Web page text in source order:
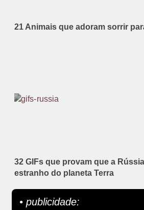
21 Animais que adoram sorrir
32 GIFs que provam que a
estranho do planeta Terra
• publicidade: